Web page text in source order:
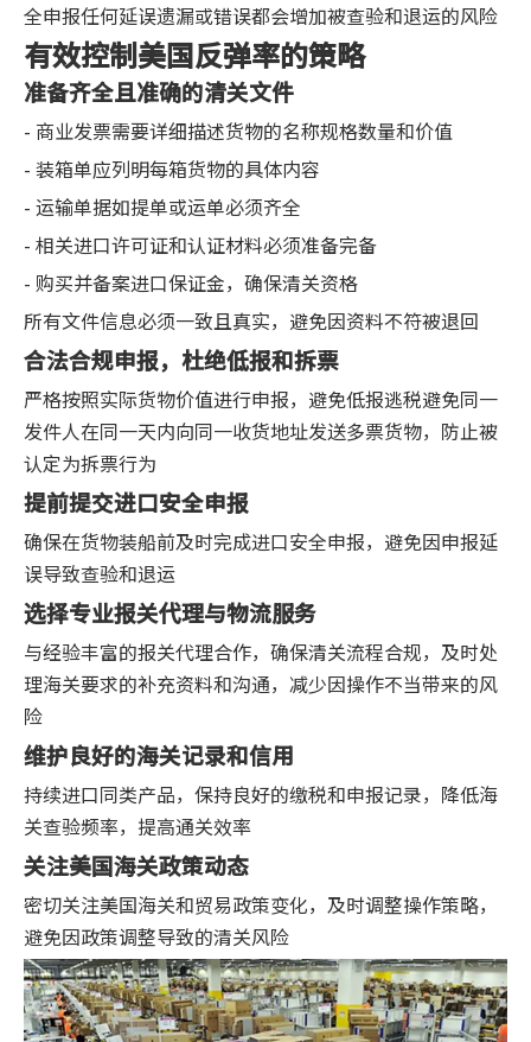
全申报任何延误遗漏或错误都会增加被查验和退运的风险
有效控制美国反弹率的策略
准备齐全且准确的清关文件
- 商业发票需要详细描述货物的名称规格数量和价值
- 装箱单应列明每箱货物的具体内容
- 运输单据如提单或运单必须齐全
- 相关进口许可证和认证材料必须准备完备
- 购买并备案进口保证金，确保清关资格
所有文件信息必须一致且真实，避免因资料不符被退回
合法合规申报，杜绝低报和拆票
严格按照实际货物价值进行申报，避免低报逃税避免同一
发件人在同一天内向同一收货地址发送多票货物，防止被
认定为拆票行为
提前提交进口安全申报
确保在货物装船前及时完成进口安全申报，避免因申报延
误导致查验和退运
选择专业报关代理与物流服务
与经验丰富的报关代理合作，确保清关流程合规，及时处
理海关要求的补充资料和沟通，减少因操作不当带来的风
险
维护良好的海关记录和信用
持续进口同类产品，保持良好的缴税和申报记录，降低海
关查验频率，提高通关效率
关注美国海关政策动态
密切关注美国海关和贸易政策变化，及时调整操作策略，
避免因政策调整导致的清关风险